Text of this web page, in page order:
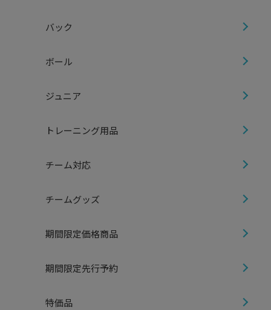
バック
ボール
ジュニア
トレーニング用品
チーム対応
チームグッズ
期間限定価格商品
期間限定先行予約
特価品